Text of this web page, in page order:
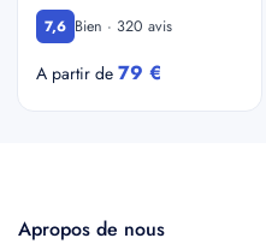
7,6 Bien · 320 avis
A partir de 79 €
Apropos de nous